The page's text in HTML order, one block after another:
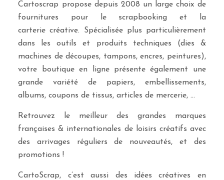
Cartoscrap propose depuis 2008 un large choix de
fournitures pour le scrapbooking et la
carterie créative. Spécialisée plus particulièrement
dans les outils et produits techniques (dies &
machines de découpes, tampons, encres, peintures),
votre boutique en ligne présente également une
grande variété de papiers, embellissements,
albums, coupons de tissus, articles de mercerie, …
Retrouvez le meilleur des grandes marques
françaises & internationales de loisirs créatifs avec
des arrivages réguliers de nouveautés, et des
promotions !
CartoScrap, c’est aussi des idées créatives en